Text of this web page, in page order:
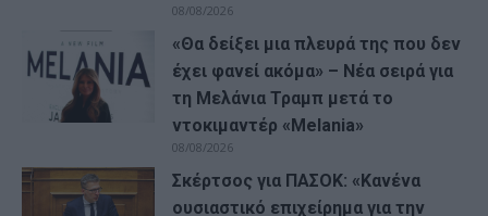
08/08/2026
«Θα δείξει μια πλευρά της που δεν
έχει φανεί ακόμα» – Νέα σειρά για
τη Μελάνια Τραμπ μετά το
ντοκιμαντέρ «Melania»
08/08/2026
Σκέρτσος για ΠΑΣΟΚ: «Κανένα
ουσιαστικό επιχείρημα για την